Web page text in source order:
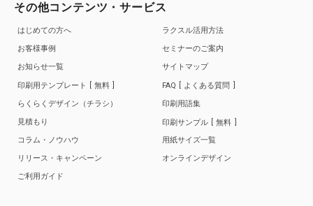
その他コンテンツ・サービス
はじめての方へ
お客様事例
お知らせ一覧
印刷用テンプレート
無料
らくらくデザイン（チラシ）
見積もり
コラム・ノウハウ
リリース・キャンペーン
ご利用ガイド
ラクスル活用方法
セミナーのご案内
サイトマップ
FAQ
よくある質問
印刷用語集
印刷サンプル
無料
用紙サイズ一覧
オンラインデザイン